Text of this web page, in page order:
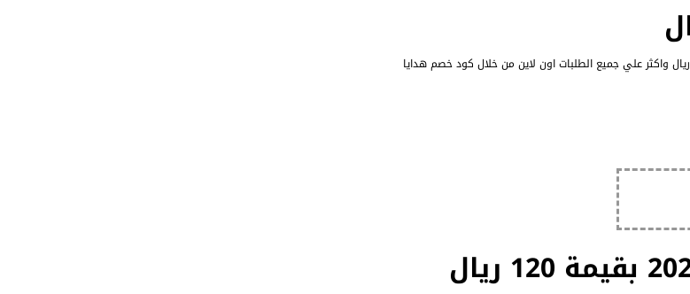
اشتري الان الهدايا من luxuryav.net.net واحصلي علي خصم 100 ريال عند شرائك بـ 1099 ريال واكثر علي جميع الطلبات اون لاين من خلال كود خصم هدايا